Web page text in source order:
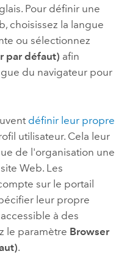
Pour définir une
choisissez la langue
ou sélectionnez
par défaut) afin
du navigateur pour
définir leur propre
utilisateur. Cela leur
de l'organisation une
Web. Les
sur le portail
leur propre
à des
le paramètre Browser
.